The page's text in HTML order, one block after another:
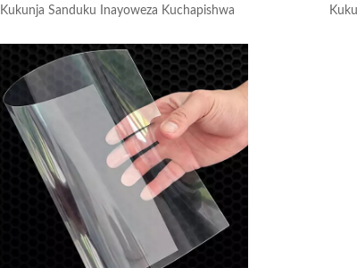
Kukunja Sanduku Inayoweza Kuchapishwa